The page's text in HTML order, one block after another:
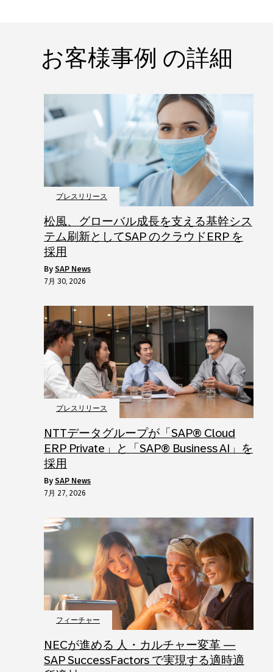
お客様事例 の詳細
プレスリリース
松風、グローバル成長を支える基幹シス
テム刷新としてSAP のクラウドERP を
採用
by SAP News
7月 30, 2026
プレスリリース
NTTデータグループが「SAP® Cloud
ERP Private」と「SAP® Business AI」を
採用
by SAP News
7月 27, 2026
フィーチャー
NECが進める 人・カルチャー変革 ―
SAP SuccessFactors で実現する適時適